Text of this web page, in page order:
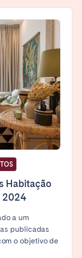
Habitação
2024
a um
publicadas
o objetivo de